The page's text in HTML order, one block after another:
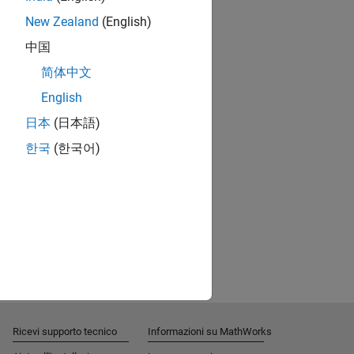
New Zealand (English)
中国
简体中文
English
日本 (日本語)
한국 (한국어)
Ricevi supporto tecnico Informazioni su MathWorks